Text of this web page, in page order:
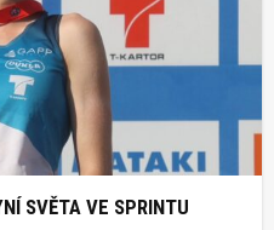
SVĚTA VE SPRINTU